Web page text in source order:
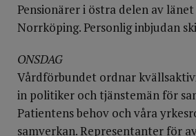
Pensionärer i östra delen av
Norrköping. Personlig inbjudan
ONSDAG
Vårdförbundet ordnar
in politiker och tjänstemän för
Patientens behov och våra
samverkan. Representanter för